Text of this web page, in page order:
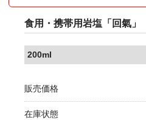
食用・携帯用岩塩「回氣」
200ml
販売価格
在庫状態